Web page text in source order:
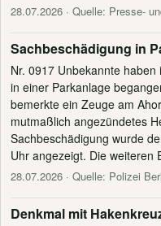
28.07.2026 · Quelle: Presse-
Sachbeschädigung in
Nr. 0917 Unbekannte
in einer Parkanlage
bemerkte ein Zeuge am
mutmaßlich angezündetes
Sachbeschädigung wurde
Uhr angezeigt. Die
28.07.2026 · Quelle: Polizei
Denkmal mit